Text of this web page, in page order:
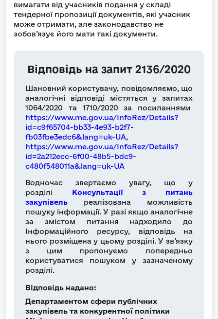
вимагати від учасників подання у складі
тендерної пропозиції документів, які учасник
може отримати, але законодавство не
зобов’язує його мати такі документи.
Відповідь на запит 2136/2020
Шановний користувачу, повідомляємо, що
аналогічні відповіді містяться у запитах
1064/2020 та 1710/2020 за посиланнями
https://www.me.gov.ua/InfoRez/Details?
id=c9f65704-bb33-4e93-b2f7-
fb03fbe3edc6&lang=uk-UA,
https://www.me.gov.ua/InfoRez/Details?
id=2a212ecc-6f00-48b5-bdc9-
c480f548011a&lang=uk-UA
Водночас звертаємо увагу, що у
розділі Консультації з питань
закупівель реалізована можливість
пошуку інформації. У разі якщо аналогічне
за змістом питання надходило до
Інформаційного ресурсу, відповідь на
нього розміщена у цьому розділі. У зв’язку
з цим пропонуємо попередньо
користуватися пошуком у зазначеному
розділі.
Відповідь надано:
Департаментом сфери публічних
закупівель та конкурентної політики